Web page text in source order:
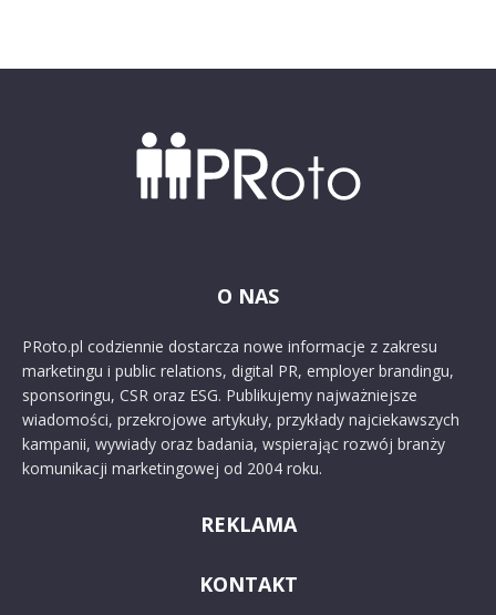
O NAS
PRoto.pl codziennie dostarcza nowe informacje z zakresu
marketingu i public relations, digital PR, employer brandingu,
sponsoringu, CSR oraz ESG. Publikujemy najważniejsze
wiadomości, przekrojowe artykuły, przykłady najciekawszych
kampanii, wywiady oraz badania, wspierając rozwój branży
komunikacji marketingowej od 2004 roku.
REKLAMA
KONTAKT